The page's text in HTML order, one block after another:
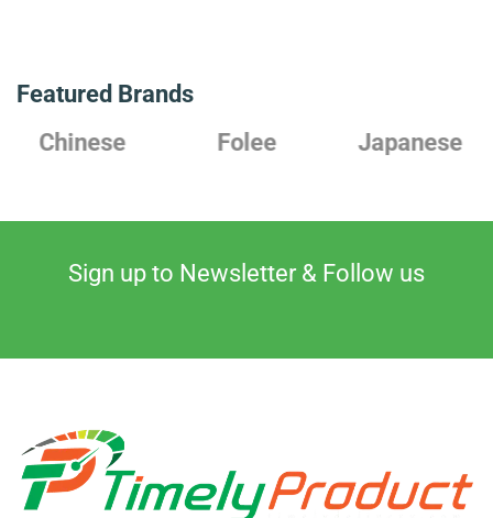
Featured Brands
Chinese
Folee Japanese
Sign up to Newsletter & Follow us